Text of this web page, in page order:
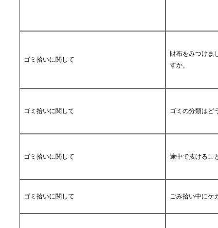
ゴミ拾いに関して
財布をみつけま
すか。
ゴミ拾いに関して ゴミの分類はど
ゴミ拾いに関して 途中で抜けるこ
ゴミ拾いに関して ごみ拾い中にケ